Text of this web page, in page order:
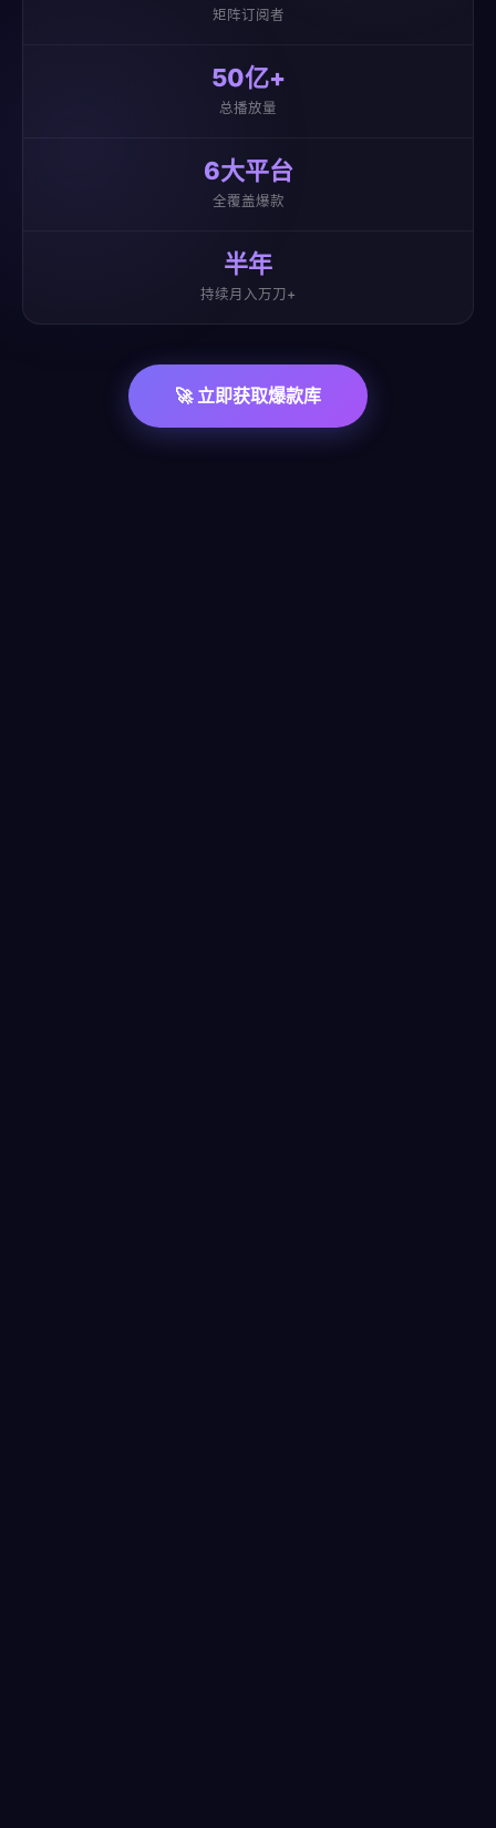
矩阵订阅者
50亿+
总播放量
6大平台
全覆盖爆款
半年
持续月入万刀+
🚀 立即获取爆款库